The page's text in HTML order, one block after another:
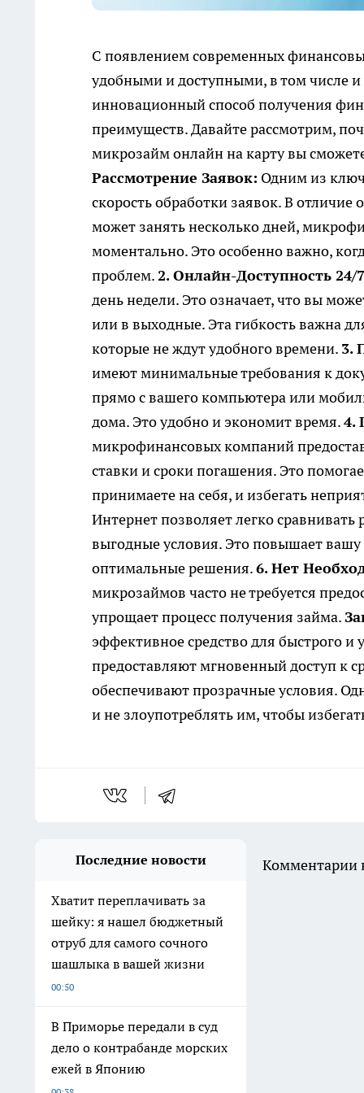
С появлением современных
удобными и доступными, в том числе
инновационный способ получения
преимуществ. Давайте рассмотрим,
микрозайм онлайн на карту вы
Рассмотрение Заявок: Одним из
скорость обработки заявок. В
может занять несколько дней,
моментально. Это особенно важно,
проблем.2. Онлайн-Доступность 24/
день недели. Это означает, что вы
или в выходные. Эта гибкость важна
которые не ждут удобного времени. 3.
имеют минимальные требования к
прямо с вашего компьютера или
дома. Это удобно и экономит время.4.
микрофинансовых компаний
ставки и сроки погашения. Это
принимаете на себя, и избегать
Интернет позволяет легко
выгодные условия. Это повышает
оптимальные решения.6. Нет
микрозаймов часто не требуется
упрощает процесс получения займа.
эффективное средство для быстрого
предоставляют мгновенный доступ к
обеспечивают прозрачные условия.
и не злоупотреблять им, чтобы
Последние новости
Хватит переплачивать за
шейку: я нашел бюджетный
отруб для самого сочного
шашлыка в вашей жизни
00:50
В Приморье передали в суд
дело о контрабанде морских
ежей в Японию
Комментарии